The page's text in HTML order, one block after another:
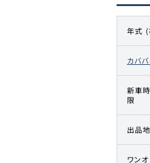
年式 (
カバ
新車
限
出品
ワン